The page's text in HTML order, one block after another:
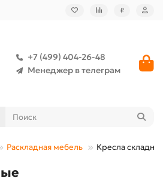
₽
+7 (499) 404-26-48
Менеджер в телеграм
Раскладная мебель Кресла